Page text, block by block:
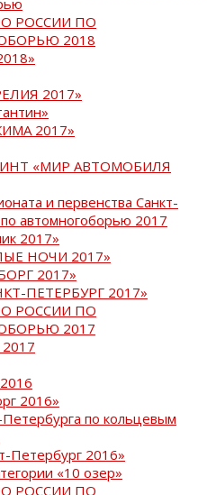
РОССИИ ПО
2018
2017»
2017»
«МИР АВТОМОБИЛЯ
и первенства Санкт-
автомногоборью 2017
2017»
НОЧИ 2017»
2017»
ПЕТЕРБУРГ 2017»
РОССИИ ПО
2017
2016»
Петербурга по кольцевым
Петербург 2016»
«10 озер»
РОССИИ ПО